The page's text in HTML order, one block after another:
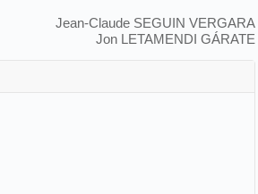
Jean-Claude SEGUIN VERGARA
Jon LETAMENDI GÁRATE